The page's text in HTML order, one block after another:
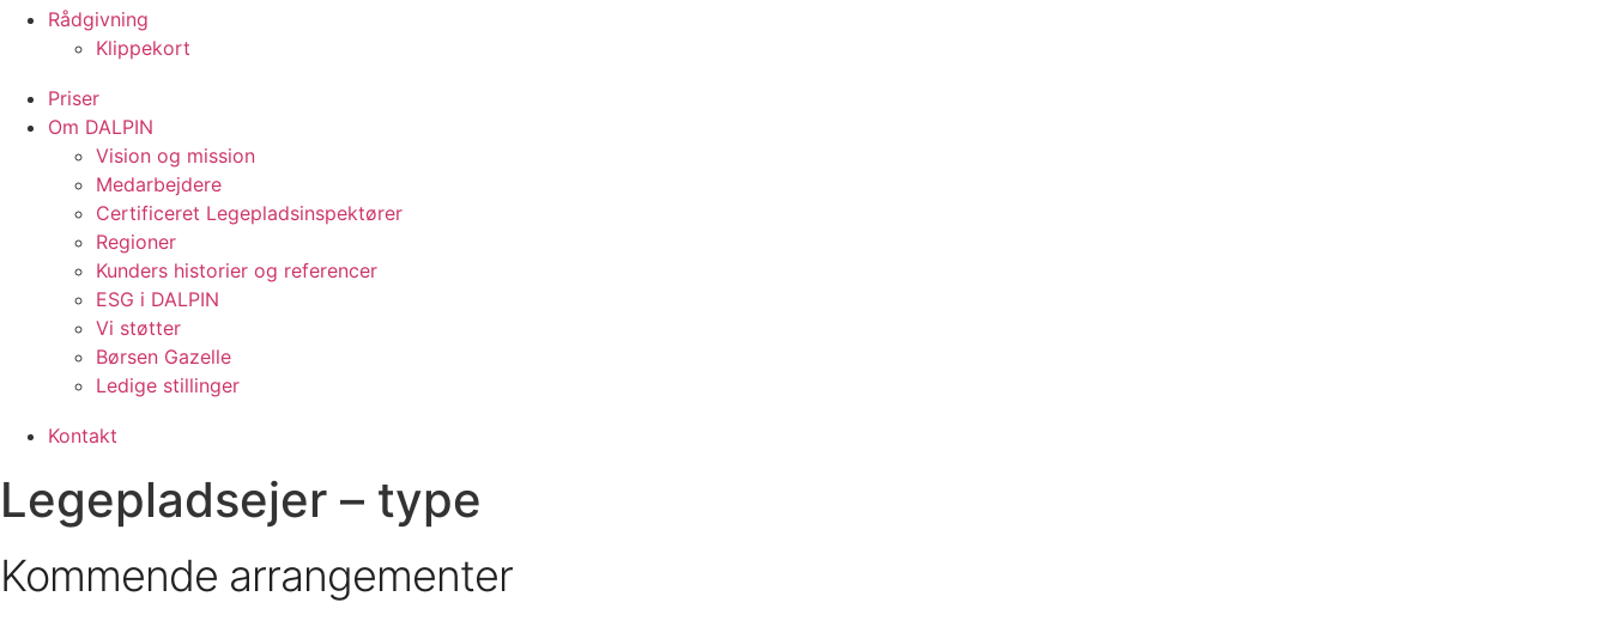
Rådgivning
Klippekort
Priser
Om DALPIN
Vision og mission
Medarbejdere
Certificeret Legepladsinspektører
Regioner
Kunders historier og referencer
ESG i DALPIN
Vi støtter
Børsen Gazelle
Ledige stillinger
Kontakt
Legepladsejer – type
Kommende arrangementer